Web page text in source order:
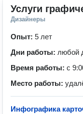
Услуги
Дизайнеры
Опыт: 5 лет
Дни работы: любой
Время работы: с
Место работы:
Инфографика